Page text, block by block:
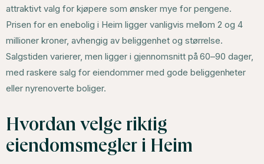
attraktivt valg for kjøpere som ønsker mye for pengene.
Prisen for en enebolig i Heim ligger vanligvis mellom 2 og 4
millioner kroner, avhengig av beliggenhet og størrelse.
Salgstiden varierer, men ligger i gjennomsnitt på 60–90 dager,
med raskere salg for eiendommer med gode beliggenheter
eller nyrenoverte boliger.
Hvordan velge riktig
eiendomsmegler i Heim